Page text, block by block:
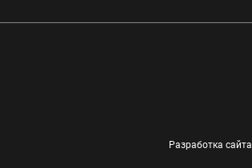
Разработка сайта